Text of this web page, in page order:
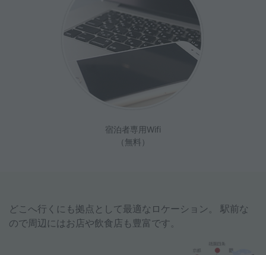
宿泊者専用Wifi
（無料）
どこへ行くにも拠点として最適なロケーション。
駅前な
ので周辺にはお店や飲食店も豊富です。